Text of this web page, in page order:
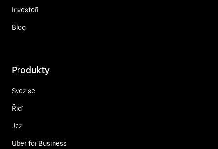
Investoři
Blog
Produkty
Svez se
Řiď
Jez
Uber for Business